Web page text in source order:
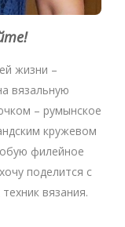
жизни –
вязальную
– румынское
кружевом
филейное
поделится с
вязания.